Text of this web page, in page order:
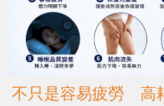
不只是容易疲勞 高